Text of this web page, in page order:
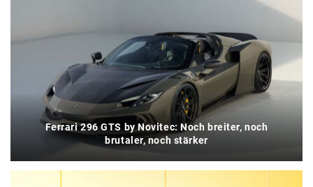
Ferrari 296 GTS by Novitec: Noch breiter, noch
brutaler, noch stärker